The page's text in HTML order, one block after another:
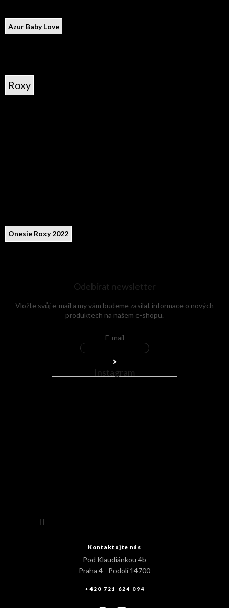
Azur Baby Love
Roxy
Onesie Roxy 2022
Odebírat newsletter
Vložte svůj e-mail a my vám budeme zasílat informace o nových
produktech na našem e-shopu.
E-mail
Instagram
Kontaktujte nás
Pod Klaudiánkou 4b
Praha 4 - Podolí 14700
+420 721 624 094